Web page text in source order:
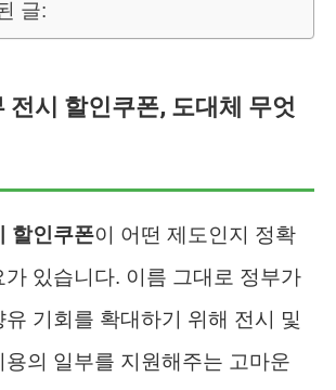
글:
전시 할인쿠폰, 도대체 무엇
할인쿠폰이 어떤 제도인지 정확
가 있습니다. 이름 그대로 정부가
기회를 확대하기 위해 전시 및
용의 일부를 지원해주는 고마운